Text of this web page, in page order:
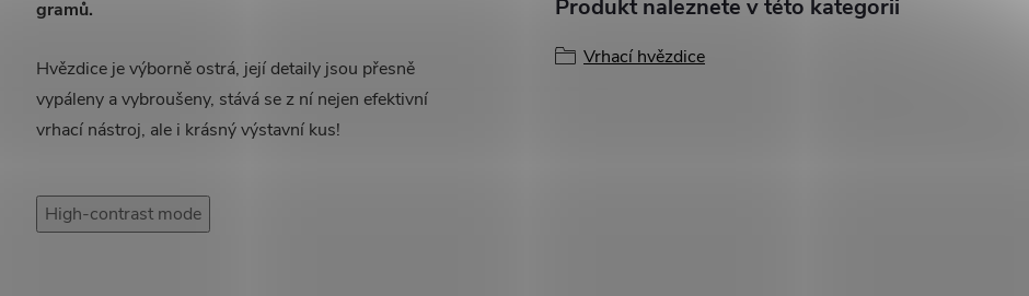
gramů.
Hvězdice je výborně ostrá, její detaily jsou přesně
vypáleny a vybroušeny, stává se z ní nejen efektivní
vrhací nástroj, ale i krásný výstavní kus!
Produkt naleznete v této kategorii
Vrhací hvězdice
High-contrast mode